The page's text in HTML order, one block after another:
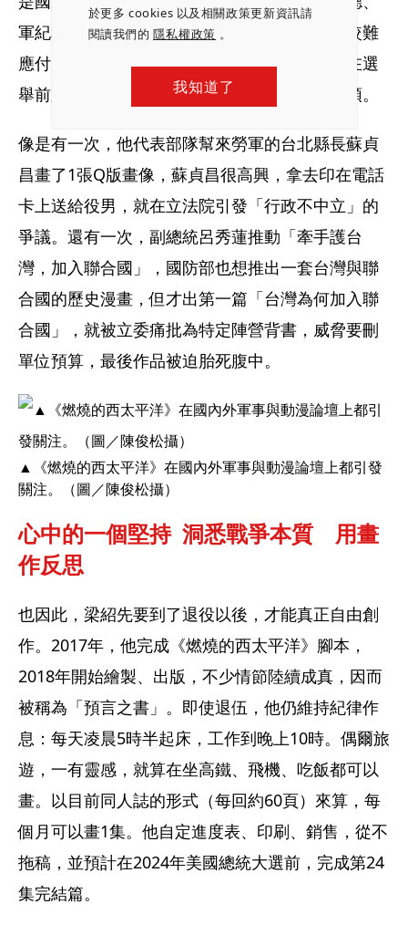
於更多 cookies 以及相關政策更新資訊請
閱讀我們的隱私權政策 。
我知道了
軍紀和基本國策，都可以發揮，反而是輿論比較難
應付，因為各政黨常會把作品拿來操作風向，在選
舉前又更為明顯，他和長官就因此吃了不少苦頭。
像是有一次，他代表部隊幫來勞軍的台北縣長蘇貞
昌畫了1張Q版畫像，蘇貞昌很高興，拿去印在電話
卡上送給役男，就在立法院引發「行政不中立」的
爭議。還有一次，副總統呂秀蓮推動「牽手護台
灣，加入聯合國」，國防部也想推出一套台灣與聯
合國的歷史漫畫，但才出第一篇「台灣為何加入聯
合國」，就被立委痛批為特定陣營背書，威脅要刪
單位預算，最後作品被迫胎死腹中。
▲《燃燒的西太平洋》在國內外軍事與動漫論壇上都引發
關注。（圖／陳俊松攝）
心中的一個堅持  洞悉戰爭本質　用畫
作反思
也因此，梁紹先要到了退役以後，才能真正自由創
作。2017年，他完成《燃燒的西太平洋》腳本，
2018年開始繪製、出版，不少情節陸續成真，因而
被稱為「預言之書」。即使退伍，他仍維持紀律作
息：每天凌晨5時半起床，工作到晚上10時。偶爾旅
遊，一有靈感，就算在坐高鐵、飛機、吃飯都可以
畫。以目前同人誌的形式（每回約60頁）來算，每
個月可以畫1集。他自定進度表、印刷、銷售，從不
拖稿，並預計在2024年美國總統大選前，完成第24
集完結篇。